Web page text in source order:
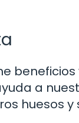
a
huesos